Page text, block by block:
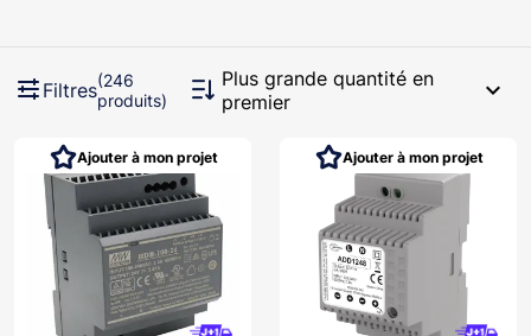
Filtres(246
produits)
Plus grande quantité en
premier
expand_more
Ajouter à mon projet Ajouter à mon projet